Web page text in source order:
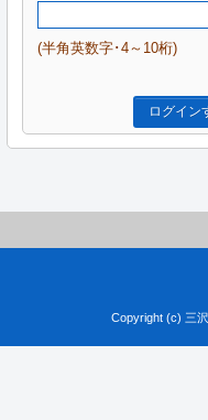
(半角英数字･4～10桁)
ログイン
Copyright (c) 三